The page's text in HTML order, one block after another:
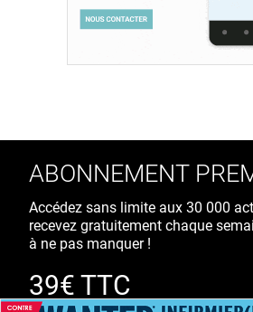
ABONNEMENT
Accédez sans limite aux 30 000
recevez gratuitement chaque
à ne pas manquer !
39€ TTC